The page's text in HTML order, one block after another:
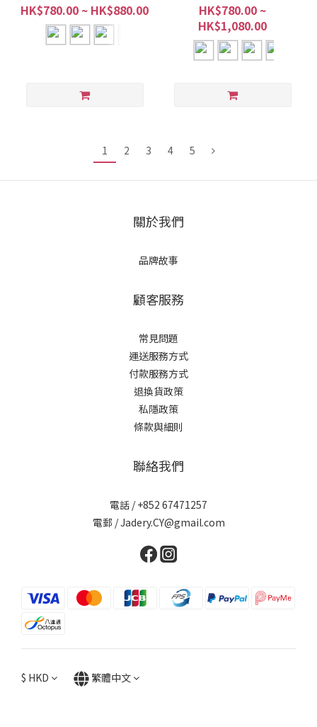
HK$780.00 ~ HK$880.00
HK$780.00 ~
HK$1,080.00
1 2 3 4 5
關於我們
品牌故事
顧客服務
常見問題
運送服務方式
付款服務方式
退換貨政策
私隱政策
條款與細則
聯絡我們
電話 / +852 67471257
電郵 / Jadery.CY@gmail.com
$ HKD 繁體中文